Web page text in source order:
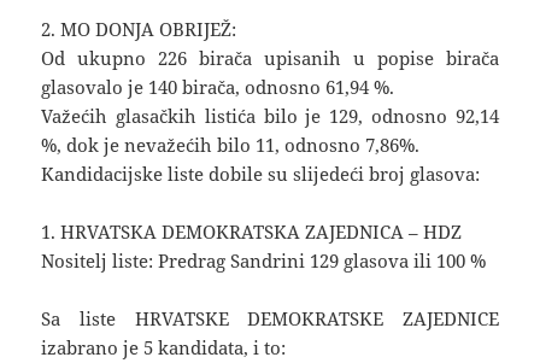
2. MO DONJA OBRIJEŽ:
Od ukupno 226 birača upisanih u popise birača
glasovalo je 140 birača, odnosno 61,94 %.
Važećih glasačkih listića bilo je 129, odnosno 92,14
%, dok je nevažećih bilo 11, odnosno 7,86%.
Kandidacijske liste dobile su slijedeći broj glasova:
1. HRVATSKA DEMOKRATSKA ZAJEDNICA – HDZ
Nositelj liste: Predrag Sandrini 129 glasova ili 100 %
Sa liste HRVATSKE DEMOKRATSKE ZAJEDNICE
izabrano je 5 kandidata, i to: